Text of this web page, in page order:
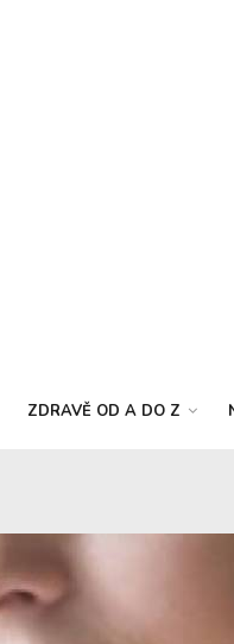
ZDRAVĚ OD A DO Z